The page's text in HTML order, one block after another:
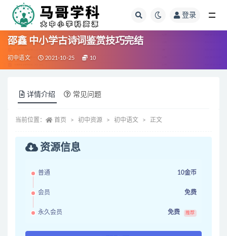
登录
邵鑫 中小学古诗词鉴赏技巧完结
初中语文 2021-10-25 10
详情介绍 常见问题
当前位置： 首页 初中资源 初中语文 正文
资源信息
普通 10金币
会员 免费
永久会员 免费 推荐
全部